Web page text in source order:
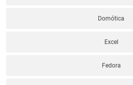
Domótica
Excel
Fedora